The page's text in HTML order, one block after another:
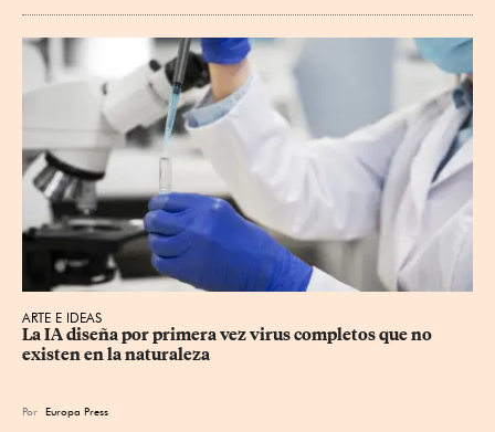
ARTE E IDEAS
La IA diseña por primera vez virus completos que no
existen en la naturaleza
Por Europa Press